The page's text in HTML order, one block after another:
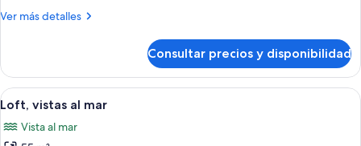
al
Ver más detalles
Más
Deluxe
doble,
vistas
mar
Consultar precios y disponibilidad
Abrir
todas
las
Una habitación de hotel moderna
8
Loft, vistas al mar
Vista al mar